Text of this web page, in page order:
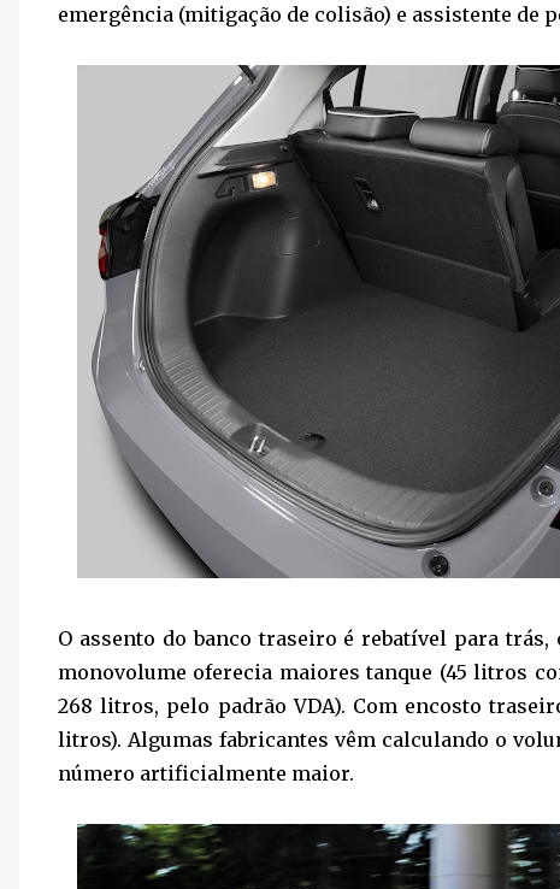
emergência (mitigação de colisão) e assistente de
O assento do banco traseiro é rebatível para
monovolume oferecia maiores tanque (45 litros
268 litros, pelo padrão VDA). Com encosto
litros). Algumas fabricantes vêm calculando o
número artificialmente maior.